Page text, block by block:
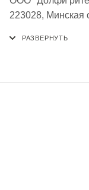
223028, Минская